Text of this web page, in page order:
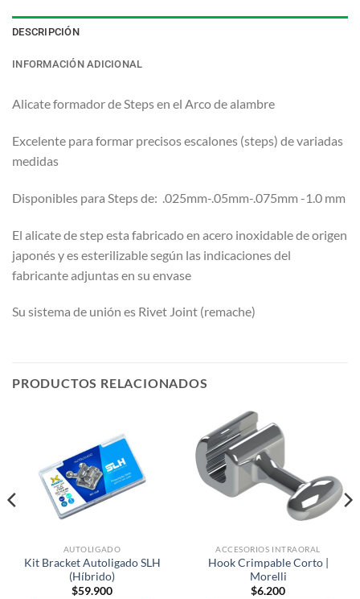
DESCRIPCIÓN
INFORMACIÓN ADICIONAL
Alicate formador de Steps en el Arco de alambre
Excelente para formar precisos escalones (steps) de variadas
medidas
Disponibles para Steps de: .025mm-.05mm-.075mm -1.0 mm
El alicate de step esta fabricado en acero inoxidable de origen
japonés y es esterilizable según las indicaciones del
fabricante adjuntas en su envase
Su sistema de unión es Rivet Joint (remache)
PRODUCTOS RELACIONADOS
AUTOLIGADO
Kit Bracket Autoligado SLH
(Híbrido)
$59.900
ACCESORIOS INTRAORAL
Hook Crimpable Corto |
Morelli
$6.200